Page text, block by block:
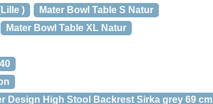
)
Mater Bowl Table S Natur
Mater Bowl Table XL Natur
Design High Stool Backrest Sirka grey 69 cm